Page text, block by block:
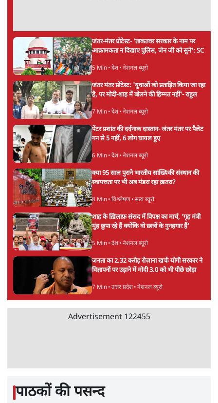
जंतर-मंतर प्रोटेस्ट- 'ताकतवर सरकार के नाम पर
आक्रामकता न दिखाए पुलिस, जेन जी को सुने': SC
5 Min• देश• नेशनल ब्यूरो
जंतर मंतर प्रोटेस्ट: 'युवाओं को प्रताड़ित किया जा रहा
है, पर मोदी-शाह में बोलने की हिम्मत नहीं'- राहुल
7 Min• देश• नेशनल ब्यूरो
पेंटर प्रशांत की दर्दनाक दास्तान- जंतर मंतर पर पैलेट
गन से 5 नहीं, 6 लोग घायल हुए
6 Min• देश• नेशनल ब्यूरो
क्या 95 साल पुराने भारतीय सांख्यिकी संस्थान की
स्वायत्तता पर भी अब मंडरा रहा ख़तरा?
8 Min• विश्लेषण• सत्य ब्यूरो
शाह के ख़िलाफ़ संसद में विपक्ष का मार्च, 'गृह मंत्री
मुंह छुपा रहे हैं क्योंकि वो छात्रों के गुनहगार हैं'
5 Min• देश• नेशनल ब्यूरो
जनता का 2.32 करोड़ रोज़ाना खर्चः योगी सरकार ने
विज्ञापनों पर उड़ाने में मोदी 3.0 को भी पीछे छोड़ा
7 Min• उत्तर प्रदेश• नेशनल ब्यूरो
Advertisement 122455
पाठकों की पसन्द